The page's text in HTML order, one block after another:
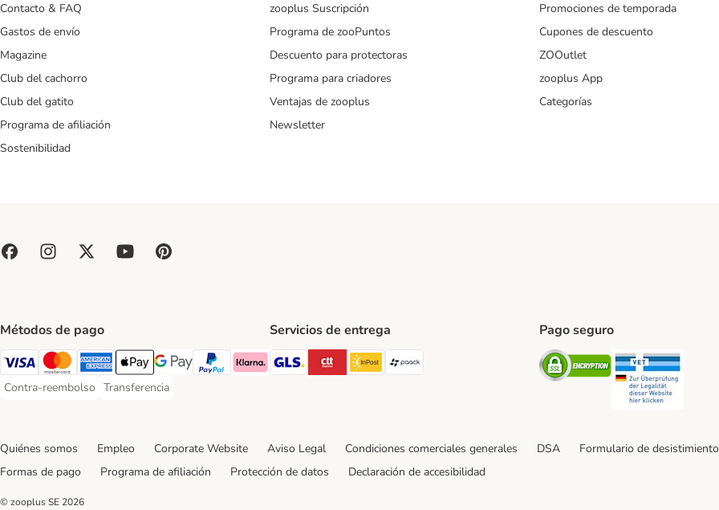
Contacto & FAQ
Gastos de envío
Magazine
Club del cachorro
Club del gatito
Programa de afiliación
Sostenibilidad
zooplus Suscripción
Programa de zooPuntos
Descuento para protectoras
Programa para criadores
Ventajas de zooplus
Newsletter
Promociones de temporada
Cupones de descuento
ZOOutlet
zooplus App
Categorías
Métodos de pago
Visa Payment Method
Mastercard Payment Method
American Express Payment Method
Apple Pay Payment Method
Google Pay Payment Method
PayPal Payment Method
Klarna Payment Method
Contra-reembolso
Contra-reembolso Payment Method
Transferencia
Transferencia Payment Method
Servicios de entrega
GLS Shipping Method
CTTExpress Shipping Method
InPost Shipping Method
paack Shipping Method
Pago seguro
Security
Quiénes somos Empleo Corporate Website Aviso Legal Condiciones comerciales generales DSA Formulario de desistimiento
Formas de pago
Programa de afiliación Protección de datos Declaración de accesibilidad
© zooplus SE 2026